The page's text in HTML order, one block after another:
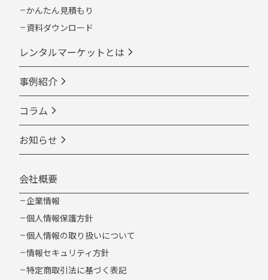
かんたん見積もり
資料ダウンロード
レンタルマーケットとは
事例紹介
コラム
お知らせ
会社概要
企業情報
個人情報保護方針
個人情報の取り扱いについて
情報セキュリティ方針
特定商取引法に基づく表記